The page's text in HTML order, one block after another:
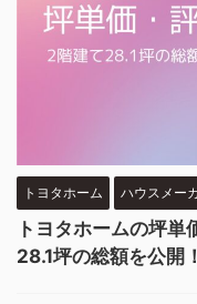
トヨタホーム ハウスメー
トヨタホームの坪
28.1坪の総額を公開！